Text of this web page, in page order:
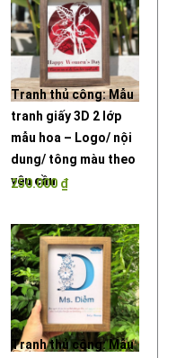
Tranh thủ công: Mẫu
tranh giấy 3D 2 lớp
mẫu hoa – Logo/ nội
dung/ tông màu theo
yêu cầu
250.000 ₫
Tranh thủ công: Mẫu